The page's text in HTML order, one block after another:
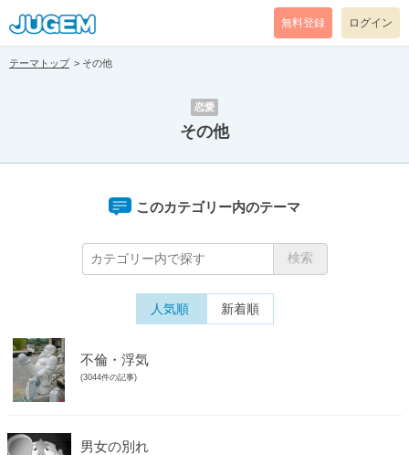
無料登録 ログイン
テーマトップ その他
恋愛
その他
このカテゴリー内のテーマ
人気順 新着順
不倫・浮気
(3044件の記事)
男女の別れ